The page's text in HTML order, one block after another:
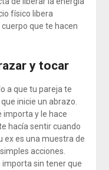
físico libera
que te hacen
y tocar
a que tu pareja te
inicie un abrazo.
importa y le hace
hacía sentir cuando
ex es una muestra de
acciones.
sin tener que